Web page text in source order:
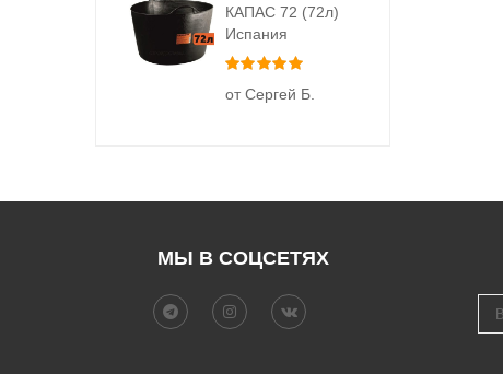
КАПАС 72 (72л)
Испания
от Сергей Б.
МЫ В СОЦСЕТЯХ